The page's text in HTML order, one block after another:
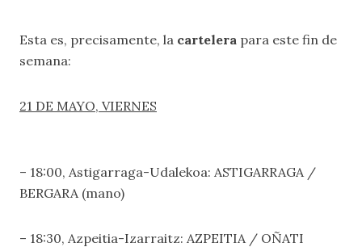
Esta es, precisamente, la cartelera para este fin de
semana:
21 DE MAYO, VIERNES
– 18:00, Astigarraga-Udalekoa: ASTIGARRAGA /
BERGARA (mano)
– 18:30, Azpeitia-Izarraitz: AZPEITIA / OÑATI